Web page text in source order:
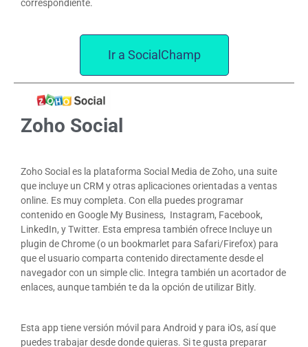
correspondiente.
Ir a SocialChamp
Zoho Social
Zoho Social es la plataforma Social Media de Zoho, una suite
que incluye un CRM y otras aplicaciones orientadas a ventas
online. Es muy completa. Con ella puedes programar
contenido en Google My Business, Instagram, Facebook,
LinkedIn, y Twitter. Esta empresa también ofrece Incluye un
plugin de Chrome (o un bookmarlet para Safari/Firefox) para
que el usuario comparta contenido directamente desde el
navegador con un simple clic. Integra también un acortador de
enlaces, aunque también te da la opción de utilizar Bitly.
Esta app tiene versión móvil para Android y para iOs, así que
puedes trabajar desde donde quieras. Si te gusta preparar